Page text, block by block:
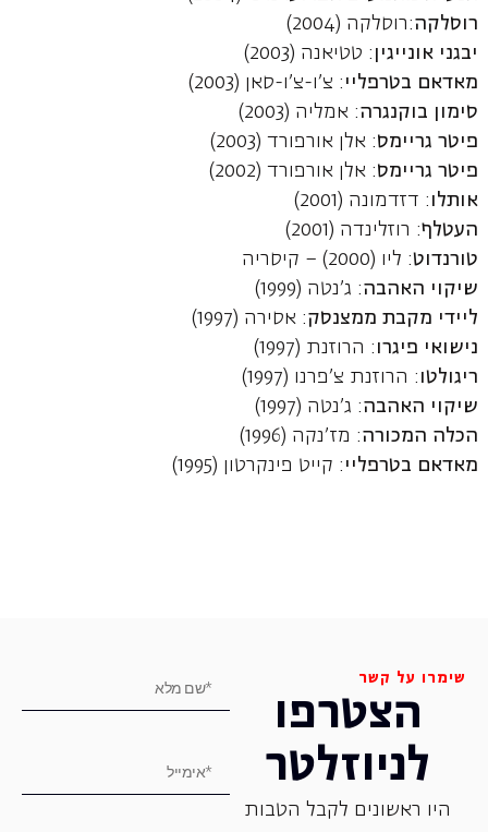
רוסלקה:רוסלקה (2004)
יבגני אונייגין : טטיאנה (2003)
מאדאם בטרפליי : צ'ו-צ'ו-סאן (2003)
סימון בוקנגרה: אמליה (2003)
פיטר גריימס: אלן אורפורד (2003)
פיטר גריימס: אלן אורפורד (2002)
אותלו : דזדמונה (2001)
העטלף: רוזלינדה (2001)
טורנדוט: ליו (2000) – קיסריה
שיקוי האהבה: ג'נטה (1999)
ליידי מקבת ממצנסק: אסירה (1997)
נישואי פיגרו : הרוזנת (1997)
ריגולטו : הרוזנת צ'פרנו (1997)
שיקוי האהבה: ג'נטה (1997)
הכלה המכורה: מז'נקה (1996)
מאדאם בטרפליי : קייט פינקרטון (1995)
שימרו על קשר
הצטרפו
לניוזלטר
היו ראשונים לקבל הטבות